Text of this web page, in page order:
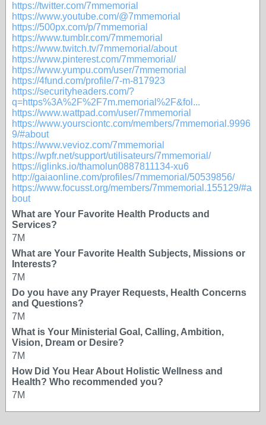
https://twitter.com/7mmemorial
https://www.youtube.com/@7mmemorial
https://500px.com/p/7mmemorial
https://www.tumblr.com/7mmemorial
https://www.twitch.tv/7mmemorial/about
https://www.pinterest.com/7mmemorial/
https://www.yumpu.com/user/7mmemorial
https://4fund.com/profile/7-m-817923
https://securityheaders.com/?
q=https%3A%2F%2F7m.memorial%2F&fol...
https://www.wattpad.com/user/7mmemorial
https://www.yoursciontc.com/members/7mmemorial.9996
9/#about
https://www.vevioz.com/7mmemorial
https://wpfr.net/support/utilisateurs/7mmemorial/
https://iglinks.io/thamolun0887811134-xu6
http://gaiaonline.com/profiles/7mmemorial/50539856/
https://www.focusst.org/members/7mmemorial.155129/#a
bout
What are Your Favorite Health Products and
Services?
7M
What are Your Favorite Health Subjects, Missions or
Interests?
7M
Do you have any Prayer Requests, Health Concerns
and Questions?
7M
What is Your Ministerial Goal, Calling, Ambition,
Vision, Dream or Desire?
7M
How Did You Hear About Holistic Wellness and
Health? Who recommended you?
7M